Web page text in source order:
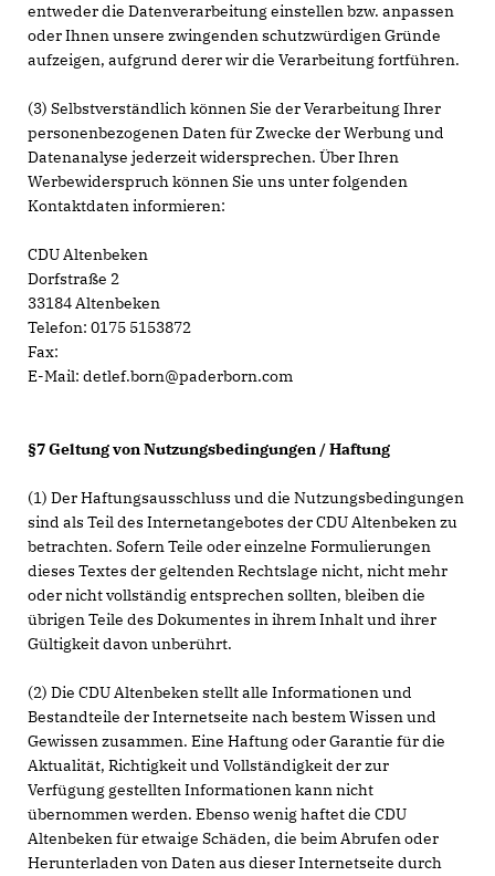
entweder die Datenverarbeitung einstellen bzw. anpassen
oder Ihnen unsere zwingenden schutzwürdigen Gründe
aufzeigen, aufgrund derer wir die Verarbeitung fortführen.
(3) Selbstverständlich können Sie der Verarbeitung Ihrer
personenbezogenen Daten für Zwecke der Werbung und
Datenanalyse jederzeit widersprechen. Über Ihren
Werbewiderspruch können Sie uns unter folgenden
Kontaktdaten informieren:
CDU Altenbeken
Dorfstraße 2
33184 Altenbeken
Telefon: 0175 5153872
Fax:
E-Mail: detlef.born@paderborn.com
§7 Geltung von Nutzungsbedingungen / Haftung
(1) Der Haftungsausschluss und die Nutzungsbedingungen
sind als Teil des Internetangebotes der CDU Altenbeken zu
betrachten. Sofern Teile oder einzelne Formulierungen
dieses Textes der geltenden Rechtslage nicht, nicht mehr
oder nicht vollständig entsprechen sollten, bleiben die
übrigen Teile des Dokumentes in ihrem Inhalt und ihrer
Gültigkeit davon unberührt.
(2) Die CDU Altenbeken stellt alle Informationen und
Bestandteile der Internetseite nach bestem Wissen und
Gewissen zusammen. Eine Haftung oder Garantie für die
Aktualität, Richtigkeit und Vollständigkeit der zur
Verfügung gestellten Informationen kann nicht
übernommen werden. Ebenso wenig haftet die CDU
Altenbeken für etwaige Schäden, die beim Abrufen oder
Herunterladen von Daten aus dieser Internetseite durch